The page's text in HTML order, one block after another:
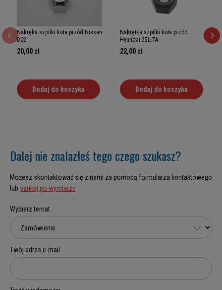
Nakręka szpilki koła przód Nissan
D02
20,00 zł
Dodaj do koszyka
Nakrętka szpilki koła przód
Hyundai 25L-7A
22,00 zł
Dodaj do koszyka
Dalej nie znalazłeś tego czego szukasz?
Możesz skontaktować się z nami za pomocą formularza kontaktowego
lub szukaj po wymiarze